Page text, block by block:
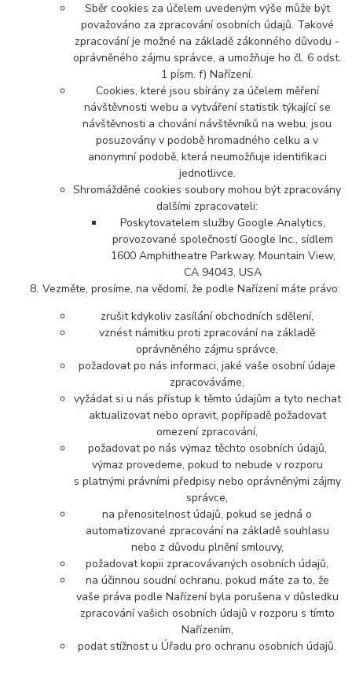
Sběr cookies za účelem uvedeným výše může být
považováno za zpracování osobních údajů. Takové
zpracování je možné na základě zákonného důvodu -
oprávněného zájmu správce, a umožňuje ho čl. 6 odst.
1 písm. f) Nařízení.
Cookies, které jsou sbírány za účelem měření
návštěvnosti webu a vytváření statistik týkající se
návštěvnosti a chování návštěvníků na webu, jsou
posuzovány v podobě hromadného celku a v
anonymní podobě, která neumožňuje identifikaci
jednotlivce.
Shromážděné cookies soubory mohou být zpracovány
dalšími zpracovateli:
Poskytovatelem služby Google Analytics,
provozované společností Google Inc., sídlem
1600 Amphitheatre Parkway, Mountain View,
CA 94043, USA
Vezměte, prosíme, na vědomí, že podle Nařízení máte právo:
zrušit kdykoliv zasílání obchodních sdělení,
vznést námitku proti zpracování na základě
oprávněného zájmu správce,
požadovat po nás informaci, jaké vaše osobní údaje
zpracováváme,
vyžádat si u nás přístup k těmto údajům a tyto nechat
aktualizovat nebo opravit, popřípadě požadovat
omezení zpracování,
požadovat po nás výmaz těchto osobních údajů,
výmaz provedeme, pokud to nebude v rozporu
s platnými právními předpisy nebo oprávněnými zájmy
správce,
na přenositelnost údajů, pokud se jedná o
automatizované zpracování na základě souhlasu
nebo z důvodu plnění smlouvy,
požadovat kopii zpracovávaných osobních údajů,
na účinnou soudní ochranu, pokud máte za to, že
vaše práva podle Nařízení byla porušena v důsledku
zpracování vašich osobních údajů v rozporu s tímto
Nařízením,
podat stížnost u Úřadu pro ochranu osobních údajů.